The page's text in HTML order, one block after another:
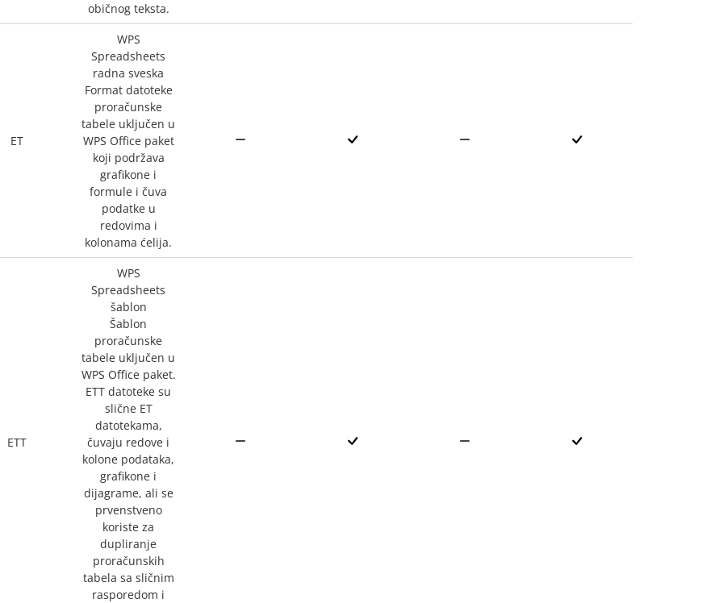
običnog teksta.
ET
WPS
Spreadsheets
radna sveska
Format datoteke
proračunske
tabele uključen u
WPS Office paket
koji podržava
grafikone i
formule i čuva
podatke u
redovima i
kolonama ćelija.
ETT
WPS
Spreadsheets
šablon
Šablon
proračunske
tabele uključen u
WPS Office paket.
ETT datoteke su
slične ET
datotekama,
čuvaju redove i
kolone podataka,
grafikone i
dijagrame, ali se
prvenstveno
koriste za
dupliranje
proračunskih
tabela sa sličnim
rasporedom i